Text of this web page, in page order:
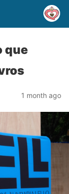
que
1 month ago